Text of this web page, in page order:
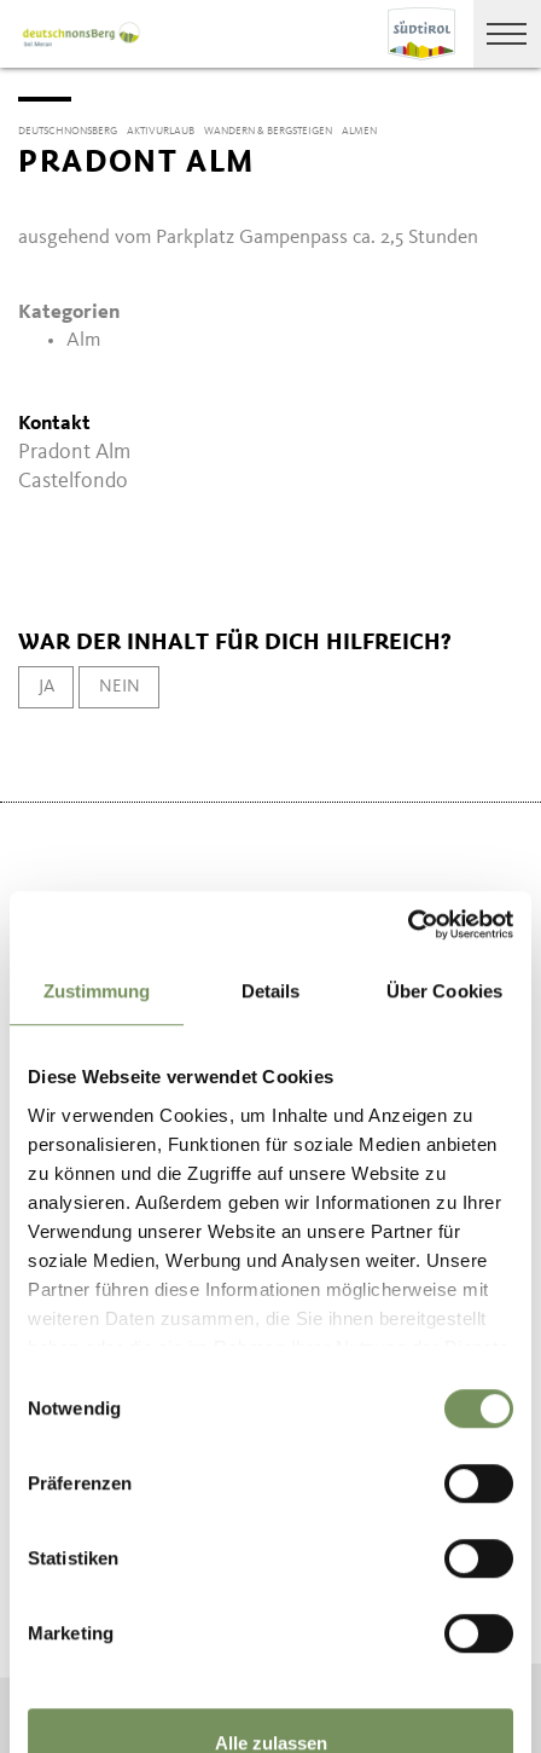
Zustimmung Details Über Cookies
Diese Webseite verwendet Cookies
Wir verwenden Cookies, um Inhalte und Anzeigen zu
personalisieren, Funktionen für soziale Medien anbieten
zu können und die Zugriffe auf unsere Website zu
analysieren. Außerdem geben wir Informationen zu Ihrer
Verwendung unserer Website an unsere Partner für
soziale Medien, Werbung und Analysen weiter. Unsere
Partner führen diese Informationen möglicherweise mit
weiteren Daten zusammen, die Sie ihnen bereitgestellt
Notwendig
Präferenzen
Statistiken
Marketing
Alle zulassen
DEUTSCHNONSBERG AKTIVURLAUB WANDERN & BERGSTEIGEN ALMEN
PRADONT ALM
ausgehend vom Parkplatz Gampenpass ca. 2,5 Stunden
Kategorien
Alm
Kontakt
Pradont Alm
Castelfondo
WAR DER INHALT FÜR DICH HILFREICH?
JA NEIN